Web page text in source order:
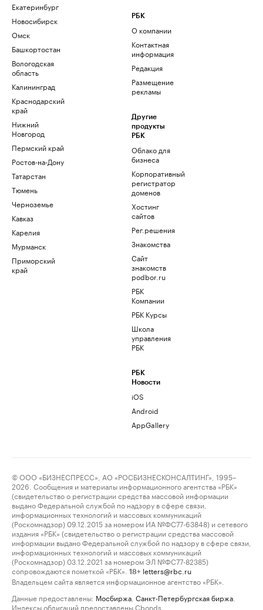
Екатеринбург
Новосибирск
Омск
Башкортостан
Вологодская
область
Калининград
Краснодарский
край
Нижний
Новгород
Пермский край
Ростов-на-Дону
Татарстан
Тюмень
Черноземье
Кавказ
Карелия
Мурманск
Приморский
край
РБК
О компании
Контактная
информация
Редакция
Размещение
рекламы
Другие
продукты
РБК
Облако для
бизнеса
Корпоративный
регистратор
доменов
Хостинг
сайтов
Рег.решения
Знакомства
Сайт
знакомств
podbor.ru
РБК
Компании
РБК Курсы
Школа
управления
РБК
РБК
Новости
iOS
Android
AppGallery
© ООО «БИЗНЕСПРЕСС», АО «РОСБИЗНЕСКОНСАЛТИНГ», 1995–
2026. Сообщения и материалы информационного агентства «РБК»
(свидетельство о регистрации средства массовой информации
выдано Федеральной службой по надзору в сфере связи,
информационных технологий и массовых коммуникаций
(Роскомнадзор) 09.12.2015 за номером ИА №ФС77-63848) и сетевого
издания «РБК» (свидетельство о регистрации средства массовой
информации выдано Федеральной службой по надзору в сфере связи,
информационных технологий и массовых коммуникаций
(Роскомнадзор) 03.12.2021 за номером ЭЛ №ФС77-82385)
сопровождаются пометкой «РБК».
18+ letters@rbc.ru
Владельцем сайта является информационное агентство «РБК».
Данные предоставлены: Мосбиржа Санкт-Петербургская биржа
Индексы облигаций предоставлены Cbonds.